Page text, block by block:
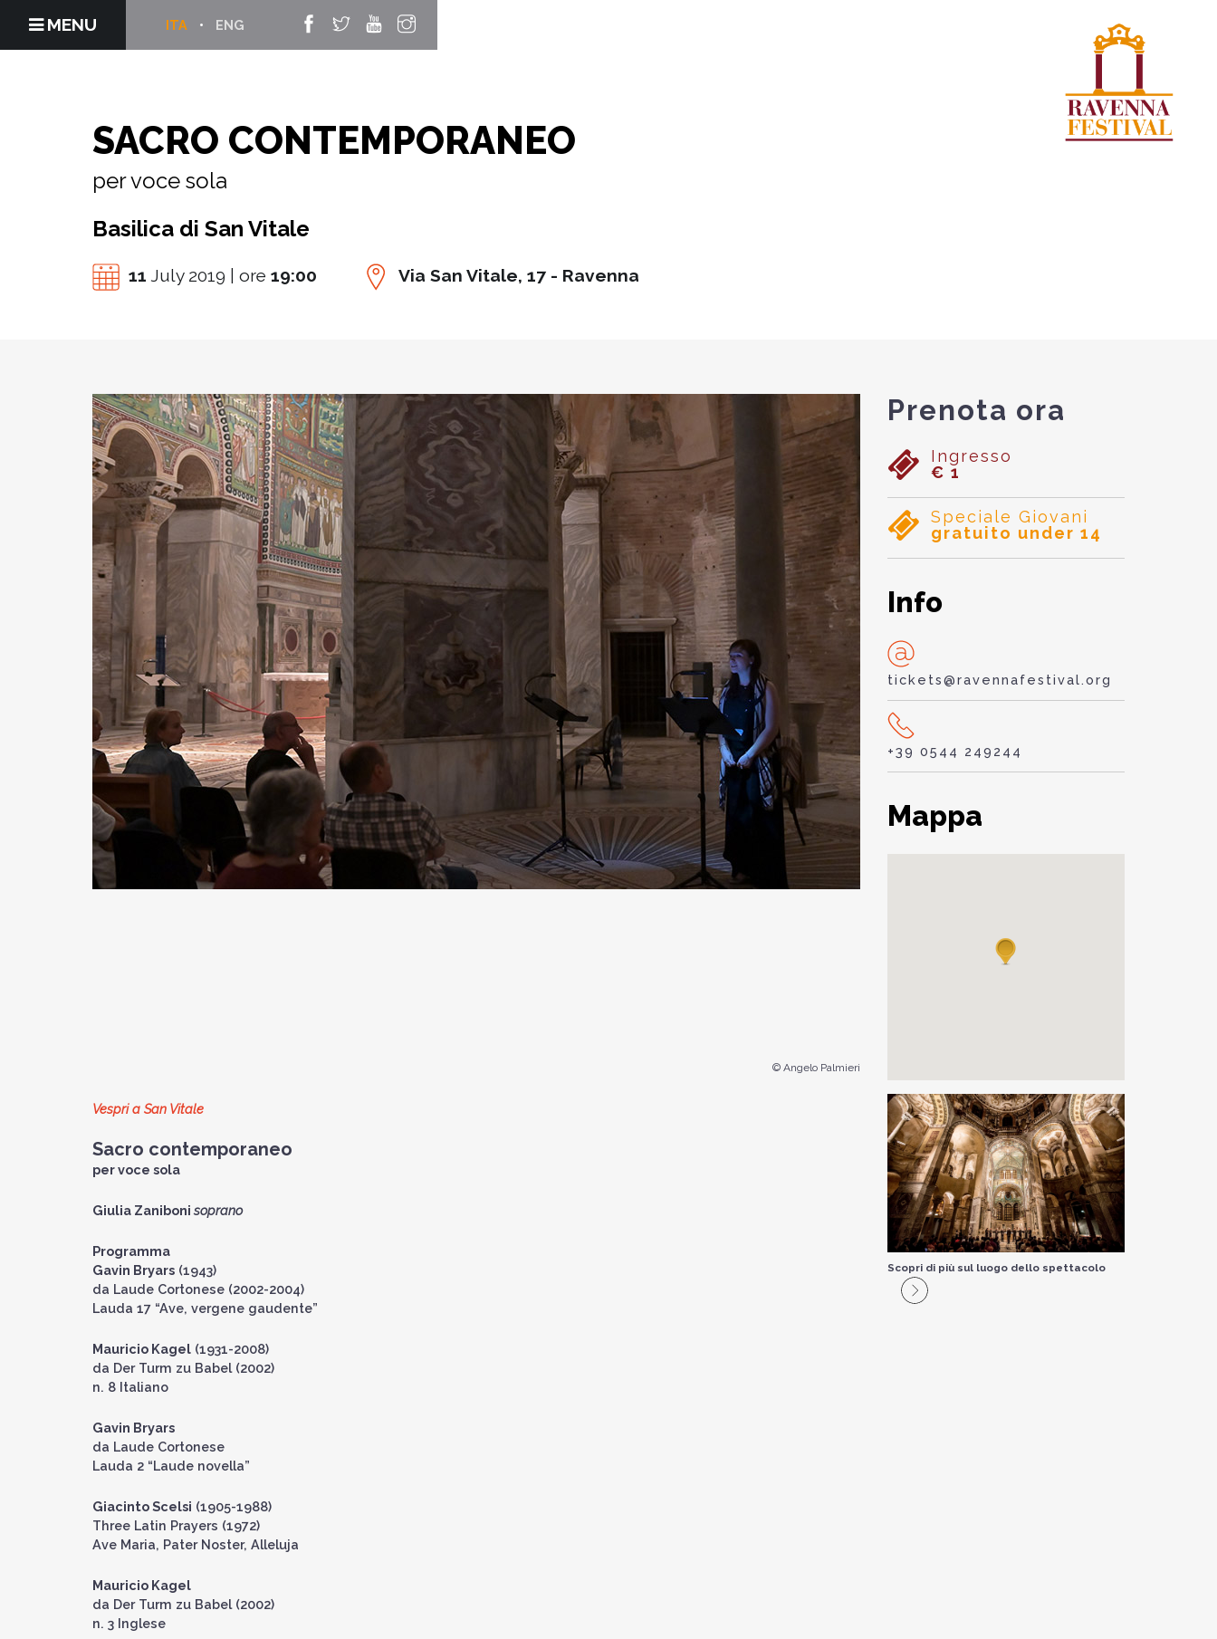
MENU ENG
ITA
SACRO CONTEMPORANEO
per voce sola
Basilica di San Vitale
11 July 2019 | ore 19:00 Via San Vitale, 17 - Ravenna
© Angelo Palmieri
Vespri a San Vitale
Sacro contemporaneo
per voce sola
Giulia Zanibonisoprano
Programma
Gavin Bryars (1943)
da Laude Cortonese (2002-2004)
Lauda 17 “Ave, vergene gaudente”
Mauricio Kagel (1931-2008)
da Der Turm zu Babel (2002)
n. 8 Italiano
Gavin Bryars
da Laude Cortonese
Lauda 2 “Laude novella”
Giacinto Scelsi (1905-1988)
Three Latin Prayers (1972)
Ave Maria, Pater Noster, Alleluja
Mauricio Kagel
da Der Turm zu Babel (2002)
n. 3 Inglese
Prenota ora
Ingresso
€ 1
Speciale Giovani
gratuito under 14
Info
tickets@ravennafestival.org
+39 0544 249244
Mappa
Scopri di più sul luogo dello spettacolo